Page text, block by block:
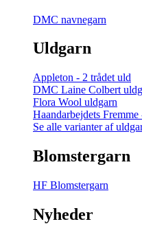
DMC navnegarn
Uldgarn
Appleton - 2 trådet uld
DMC Laine Colbert
Flora Wool uldgarn
Haandarbejdets
Se alle varianter af
Blomstergarn
HF Blomstergarn
Nyheder